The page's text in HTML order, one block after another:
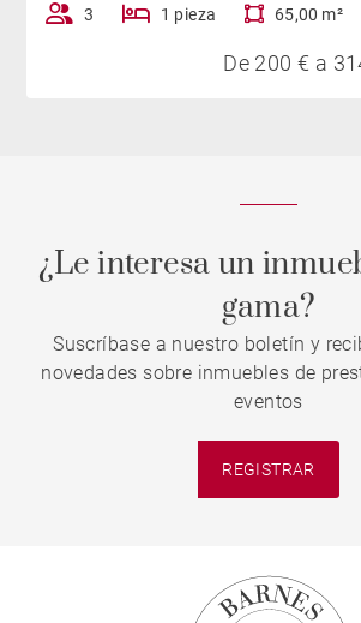
3 1 pieza 65,00 m²
De 200 € a
¿Le interesa un
gama?
Suscríbase a nuestro boletín y
novedades sobre inmuebles de
eventos
REGISTRAR